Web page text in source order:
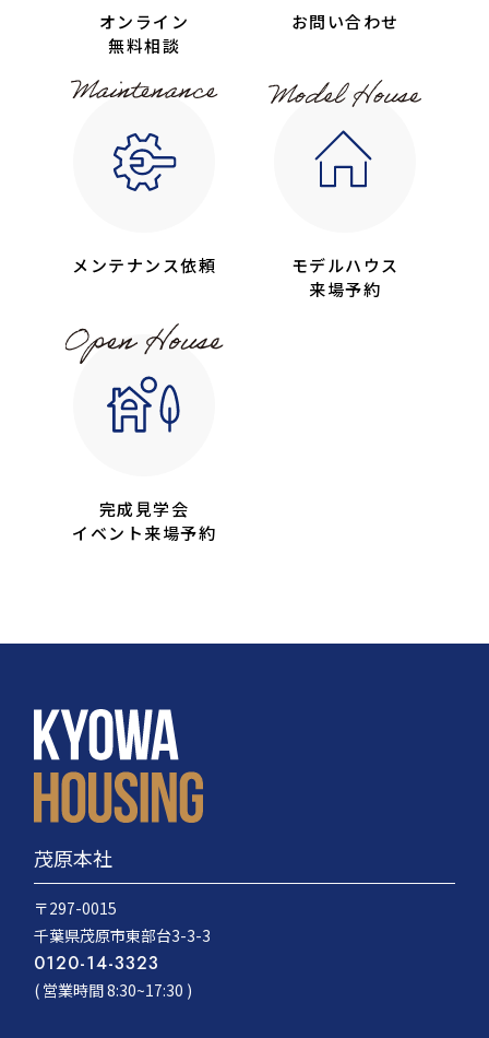
オンライン
無料相談
お問い合わせ
メンテナンス依頼
モデルハウス
来場予約
完成見学会
イベント来場予約
茂原本社
〒297-0015
千葉県茂原市東部台3-3-3
0120-14-3323
( 営業時間 8:30~17:30 )